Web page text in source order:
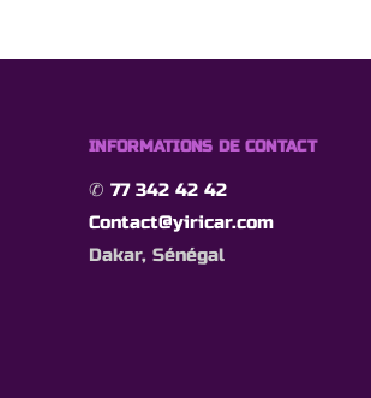
INFORMATIONS DE CONTACT
✆ 77 342 42 42
Contact@yiricar.com
Dakar, Sénégal